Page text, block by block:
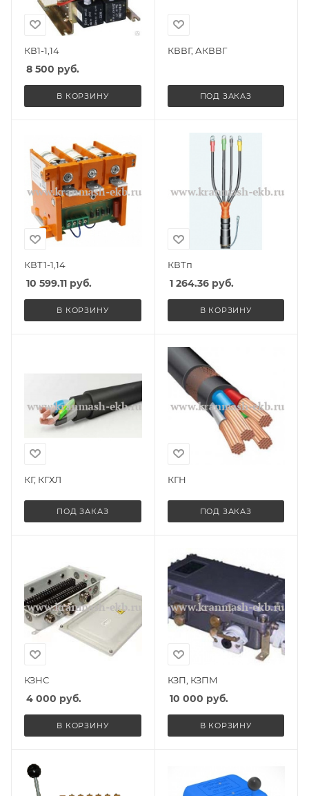
КВ1-1,14
8 500 руб.
В КОРЗИНУ
КВВГ, АКВВГ
ПОД ЗАКАЗ
КВТ1-1,14
10 599.11 руб.
В КОРЗИНУ
КВТп
1 264.36руб.
В КОРЗИНУ
КГ, КГХЛ
ПОД ЗАКАЗ
КГН
ПОД ЗАКАЗ
КЗНС
4 000 руб.
В КОРЗИНУ
КЗП, КЗПМ
10 000 руб.
В КОРЗИНУ